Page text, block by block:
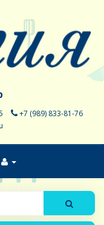
+7 (989) 833-81-76